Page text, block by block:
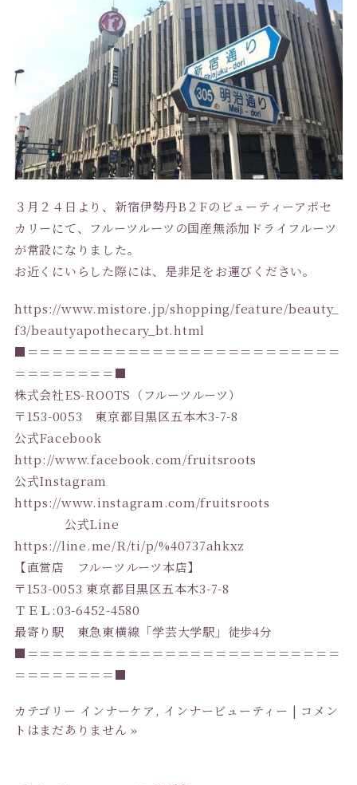
３月２４日より、新宿伊勢丹B２Fのビューティーアポセ
カリーにて、フルーツルーツの国産無添加ドライフルーツ
が常設になりました。
お近くにいらした際には、是非足をお運びください。
https://www.mistore.jp/shopping/feature/beauty_
f3/beautyapothecary_bt.html
■＝＝＝＝＝＝＝＝＝＝＝＝＝＝＝＝＝＝＝＝＝＝＝＝＝
＝＝＝＝＝＝＝＝■
株式会社ES-ROOTS（フルーツルーツ）
〒153-0053 東京都目黒区五本木3-7-8
公式Facebook
http://www.facebook.com/fruitsroots
公式Instagram
https://www.instagram.com/fruitsroots
公式Line
https://line.me/R/ti/p/%40737ahkxz
【直営店 フルーツルーツ本店】
〒153-0053 東京都目黒区五本木3-7-8
ＴＥＬ:03-6452-4580
最寄り駅 東急東横線「学芸大学駅」徒歩4分
■＝＝＝＝＝＝＝＝＝＝＝＝＝＝＝＝＝＝＝＝＝＝＝＝＝
＝＝＝＝＝＝＝＝■
カテゴリー インナーケア, インナービューティー | コメン
トはまだありません »